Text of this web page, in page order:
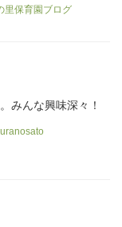
里保育園ブログ
みんな興味深々！